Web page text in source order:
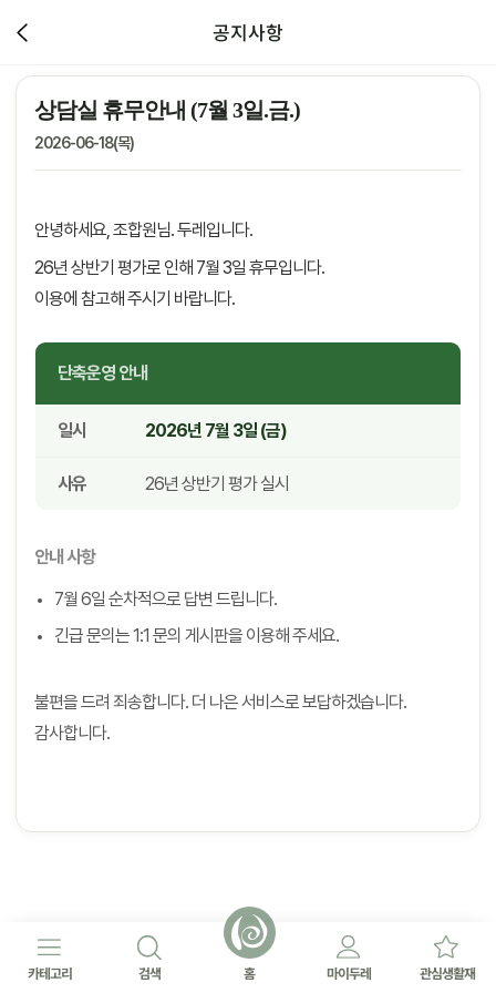
공지사항
상담실 휴무안내 (7월 3일.금.)
2026-06-18(목)
안녕하세요, 조합원님. 두레입니다.
26년 상반기 평가로 인해 7월 3일 휴무입니다.
이용에 참고해 주시기 바랍니다.
단축운영 안내
일시 2026년 7월 3일 (금)
사유 26년 상반기 평가 실시
안내 사항
7월 6일 순차적으로 답변 드립니다.
긴급 문의는 1:1 문의 게시판을 이용해 주세요.
불편을 드려 죄송합니다. 더 나은 서비스로 보답하겠습니다.
감사합니다.
카테고리 검색 홈 마이두레 관심생활재